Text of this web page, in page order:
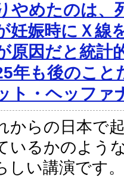
やめたのは、
妊娠時にＸ線
原因だと統計
年も後のこと
ト・ヘッファ
からの日本で
いるかのよう
しい講演です。